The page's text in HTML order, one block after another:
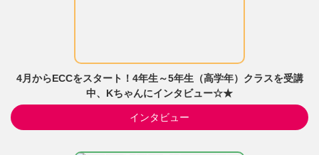
4月からECCをスタート！4年生～5年生（高学年）クラスを受講
中、Kちゃんにインタビュー☆★
インタビュー